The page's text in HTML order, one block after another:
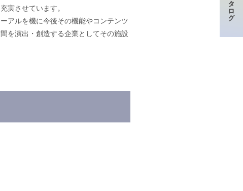
実させています。
アルを機に今後その機能やコンテンツ
を演出・創造する企業としてその施設